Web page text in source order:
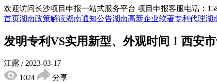
欢迎访问长沙项目申报一站式服务平台 项目申报客服电话：
首页湖南政策解读湖南通知公告湖南高新企业软著专利代理湖
发明专利VS实用新型、外观时间！西安
江露 / 2023-03-17
1024
分享